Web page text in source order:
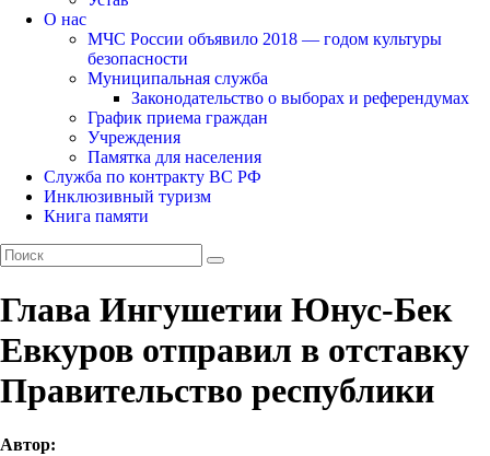
О нас
МЧС России объявило 2018 — годом культуры
безопасности
Муниципальная служба
Законодательство о выборах и референдумах
График приема граждан
Учреждения
Памятка для населения
Служба по контракту ВС РФ
Инклюзивный туризм
Книга памяти
Глава Ингушетии Юнус-Бек
Евкуров отправил в отставку
Правительство республики
Автор: